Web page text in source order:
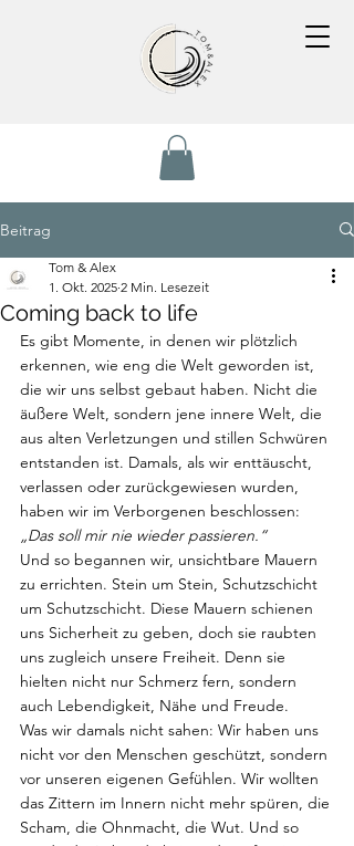
Beitrag
Coming back to life
Tom & Alex
1. Okt. 2025 2 Min. Lesezeit
Es gibt Momente, in denen wir plötzlich
erkennen, wie eng die Welt geworden ist,
die wir uns selbst gebaut haben. Nicht die
äußere Welt, sondern jene innere Welt, die
aus alten Verletzungen und stillen Schwüren
entstanden ist. Damals, als wir enttäuscht,
verlassen oder zurückgewiesen wurden,
haben wir im Verborgenen beschlossen:
„Das soll mir nie wieder passieren.“
Und so begannen wir, unsichtbare Mauern
zu errichten. Stein um Stein, Schutzschicht
um Schutzschicht. Diese Mauern schienen
uns Sicherheit zu geben, doch sie raubten
uns zugleich unsere Freiheit. Denn sie
hielten nicht nur Schmerz fern, sondern
auch Lebendigkeit, Nähe und Freude.
Was wir damals nicht sahen: Wir haben uns
nicht vor den Menschen geschützt, sondern
vor unseren eigenen Gefühlen. Wir wollten
das Zittern im Innern nicht mehr spüren, die
Scham, die Ohnmacht, die Wut. Und so